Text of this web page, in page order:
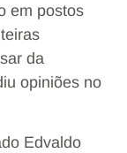
em postos
da
opiniões no
Edvaldo